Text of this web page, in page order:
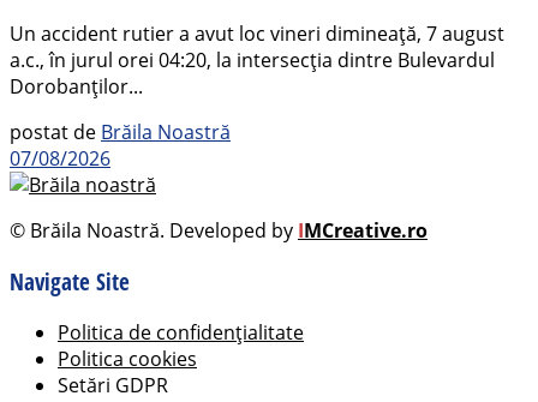
Un accident rutier a avut loc vineri dimineață, 7 august
a.c., în jurul orei 04:20, la intersecția dintre Bulevardul
Dorobanților...
postat de Brăila Noastră
07/08/2026
© Brăila Noastră. Developed by IMCreative.ro
Navigate Site
Politica de confidențialitate
Politica cookies
Setări GDPR